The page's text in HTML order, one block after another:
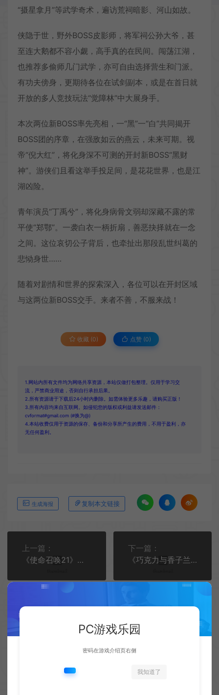
“摄星拿月”等武学奇术，遍访荒祠暗影、河山如故。
侠隐于世，野外BOSS皮影师，将军祠公孙大爷，甚
至连大鹅都不容小觑，高手真的在民间。闯荡江湖，
也推荐多偷师几门武学，亦可自由选择营生和门派。
有功夫傍身，更期待各位在试剑副本，或是在首日就
开放的多人竞技玩法“觉障林”中大展身手。
本次两位新BOSS率先亮相，一“黑”一“白”共同揭开
BOSS团的序章，在强敌如云的燕云，未来可期。视
帝“倪大红”，将化身深不可测的开封新BOSS“黑财
神”。游侠们且看这举手投足间，是花花世界，也是江
湖凶险。
青年演员“丁禹兮”，将化身病骨文弱却深藏不露的常
平使“郑鄂”。一袭白衣一柄折扇，善恶抉择就在一念
之间。这位哀切公子背后，也牵扯出那段乱世纠葛的
悲恸身世……
随着对剧情和世界的探索深入，各位可以在开封区域
与这两位新BOSS交手。来者不善，不服来战！
收藏 (0) 点赞 (0)
1.网站内所有文件均为网络共享资源，本站仅做打包整理。仅用于学习交
流，严禁商业用途，否则自行承担后果。
2.所有资源请于下载后24小时内删除。如需体验更多乐趣，请购买正版！
3.所有内容均来自互联网。如侵犯您的版权或利益请发送邮件：
cvformat#gmail.com (#换为@)
4.本站收费仅用于资源的保存、备份和分享所产生的费用，不用于盈利，亦
无任何盈利。
生成海报 复制本文链接
上一篇：
《使命召唤21》外挂严重 可反向举报正常玩家
下一篇：
《巧克力与香子兰 链接世界》正式公布 2026年发售
PC游戏乐园
密码在游戏介绍页右侧
我知道了